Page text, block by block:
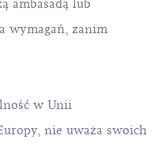
ambasadą lub
wymagań, zanim
w Unii
nie uważa swoich